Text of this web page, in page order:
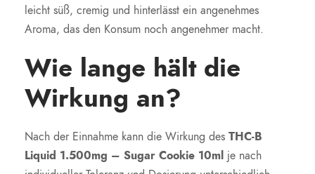
leicht süß, cremig und hinterlässt ein angenehmes
Aroma, das den Konsum noch angenehmer macht.
Wie lange hält die
Wirkung an?
Nach der Einnahme kann die Wirkung des THC-B
Liquid 1.500mg – Sugar Cookie 10ml je nach